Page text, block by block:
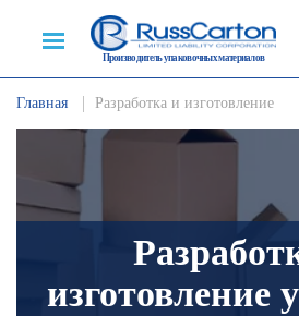
Производитель упаковочных материалов
Главная Разработка и изготовление
изготовление